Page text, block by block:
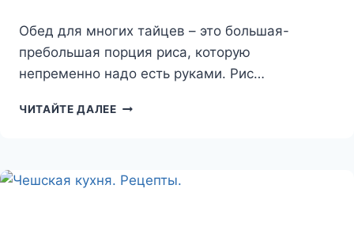
Обед для многих тайцев – это большая-
пребольшая порция риса, которую
непременно надо есть руками. Рис…
ЧИТАЙТЕ ДАЛЕЕМЯСО